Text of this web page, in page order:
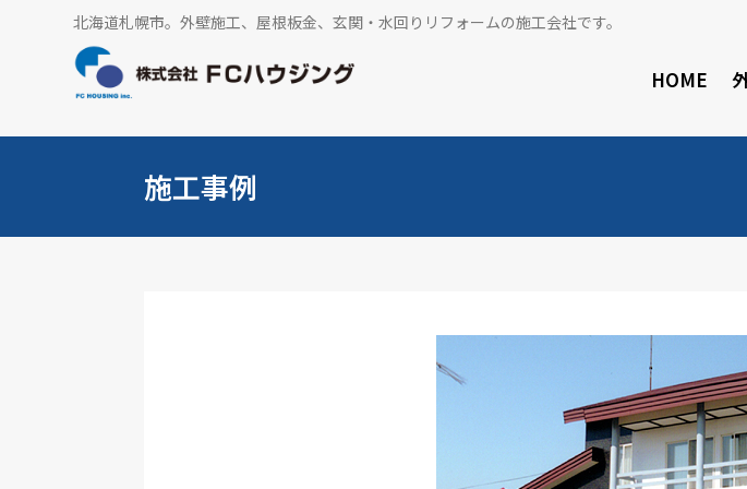
北海道札幌市。外壁施工、屋根板金、玄関・水回りリフォームの施工会社です。
HOME
施工事例